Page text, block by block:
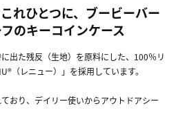
れひとつに、ブービーバー
のキーコインケース
出た残反（生地）を原料にした、100％リ
（レニュー）」を採用しています。
おり、デイリー使いからアウトドアシー